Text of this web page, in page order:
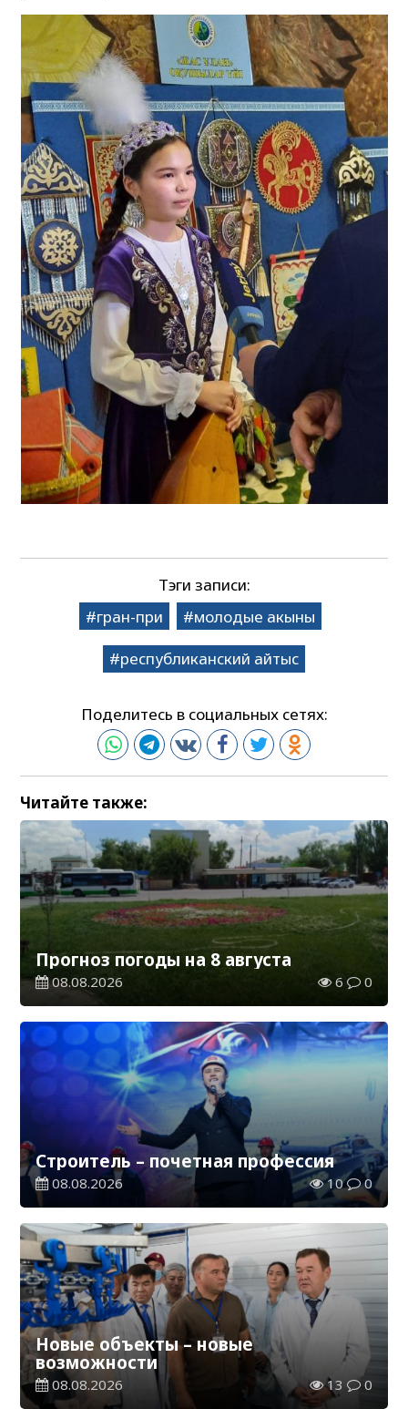
Тэги записи:
гран-при
молодые акыны
республиканский айтыс
Поделитесь в социальных сетях:
Читайте также:
Прогноз погоды на 8 августа
08.08.2026 6 0
Строитель – почетная профессия
08.08.2026 10 0
Новые объекты – новые
возможности
08.08.2026 13 0